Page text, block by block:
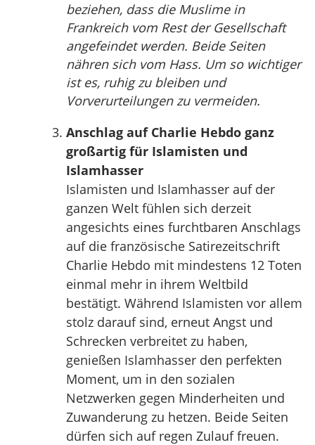
beziehen, dass die Muslime in
Frankreich vom Rest der Gesellschaft
angefeindet werden. Beide Seiten
nähren sich vom Hass. Um so wichtiger
ist es, ruhig zu bleiben und
Vorverurteilungen zu vermeiden.
Anschlag auf Charlie Hebdo ganz
großartig für Islamisten und
Islamhasser
Islamisten und Islamhasser auf der
ganzen Welt fühlen sich derzeit
angesichts eines furchtbaren Anschlags
auf die französische Satirezeitschrift
Charlie Hebdo mit mindestens 12 Toten
einmal mehr in ihrem Weltbild
bestätigt. Während Islamisten vor allem
stolz darauf sind, erneut Angst und
Schrecken verbreitet zu haben,
genießen Islamhasser den perfekten
Moment, um in den sozialen
Netzwerken gegen Minderheiten und
Zuwanderung zu hetzen. Beide Seiten
dürfen sich auf regen Zulauf freuen.